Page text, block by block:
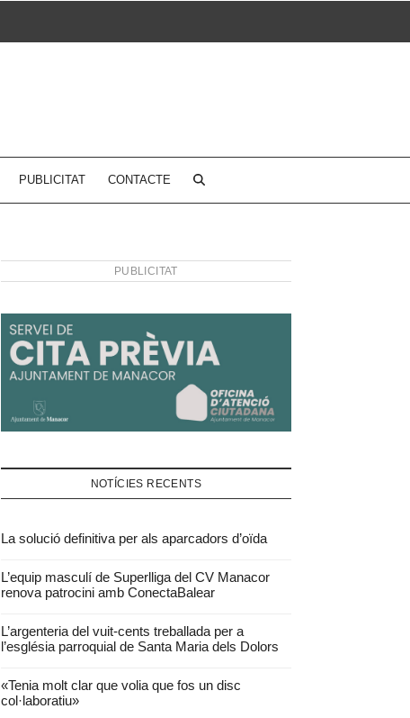
PUBLICITAT CONTACTE
PUBLICITAT
NOTÍCIES RECENTS
La solució definitiva per als aparcadors d’oïda
L’equip masculí de Superlliga del CV Manacor
renova patrocini amb ConectaBalear
L’argenteria del vuit-cents treballada per a
l’església parroquial de Santa Maria dels Dolors
«Tenia molt clar que volia que fos un disc
col·laboratiu»